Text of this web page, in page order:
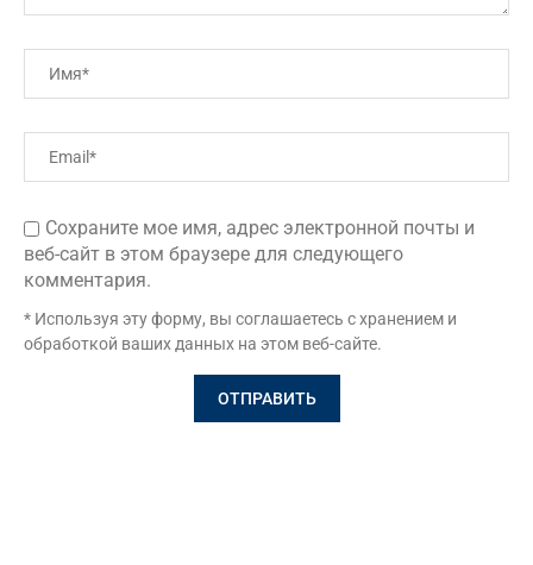
Сохраните мое имя, адрес электронной почты и
веб-сайт в этом браузере для следующего
комментария.
* Используя эту форму, вы соглашаетесь с хранением и
обработкой ваших данных на этом веб-сайте.